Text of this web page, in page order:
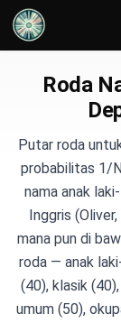
Roda
Putar roda
probabilitas 1/
nama anak
Inggris
mana pun di
roda — anak
(40), klasik
umum (50),